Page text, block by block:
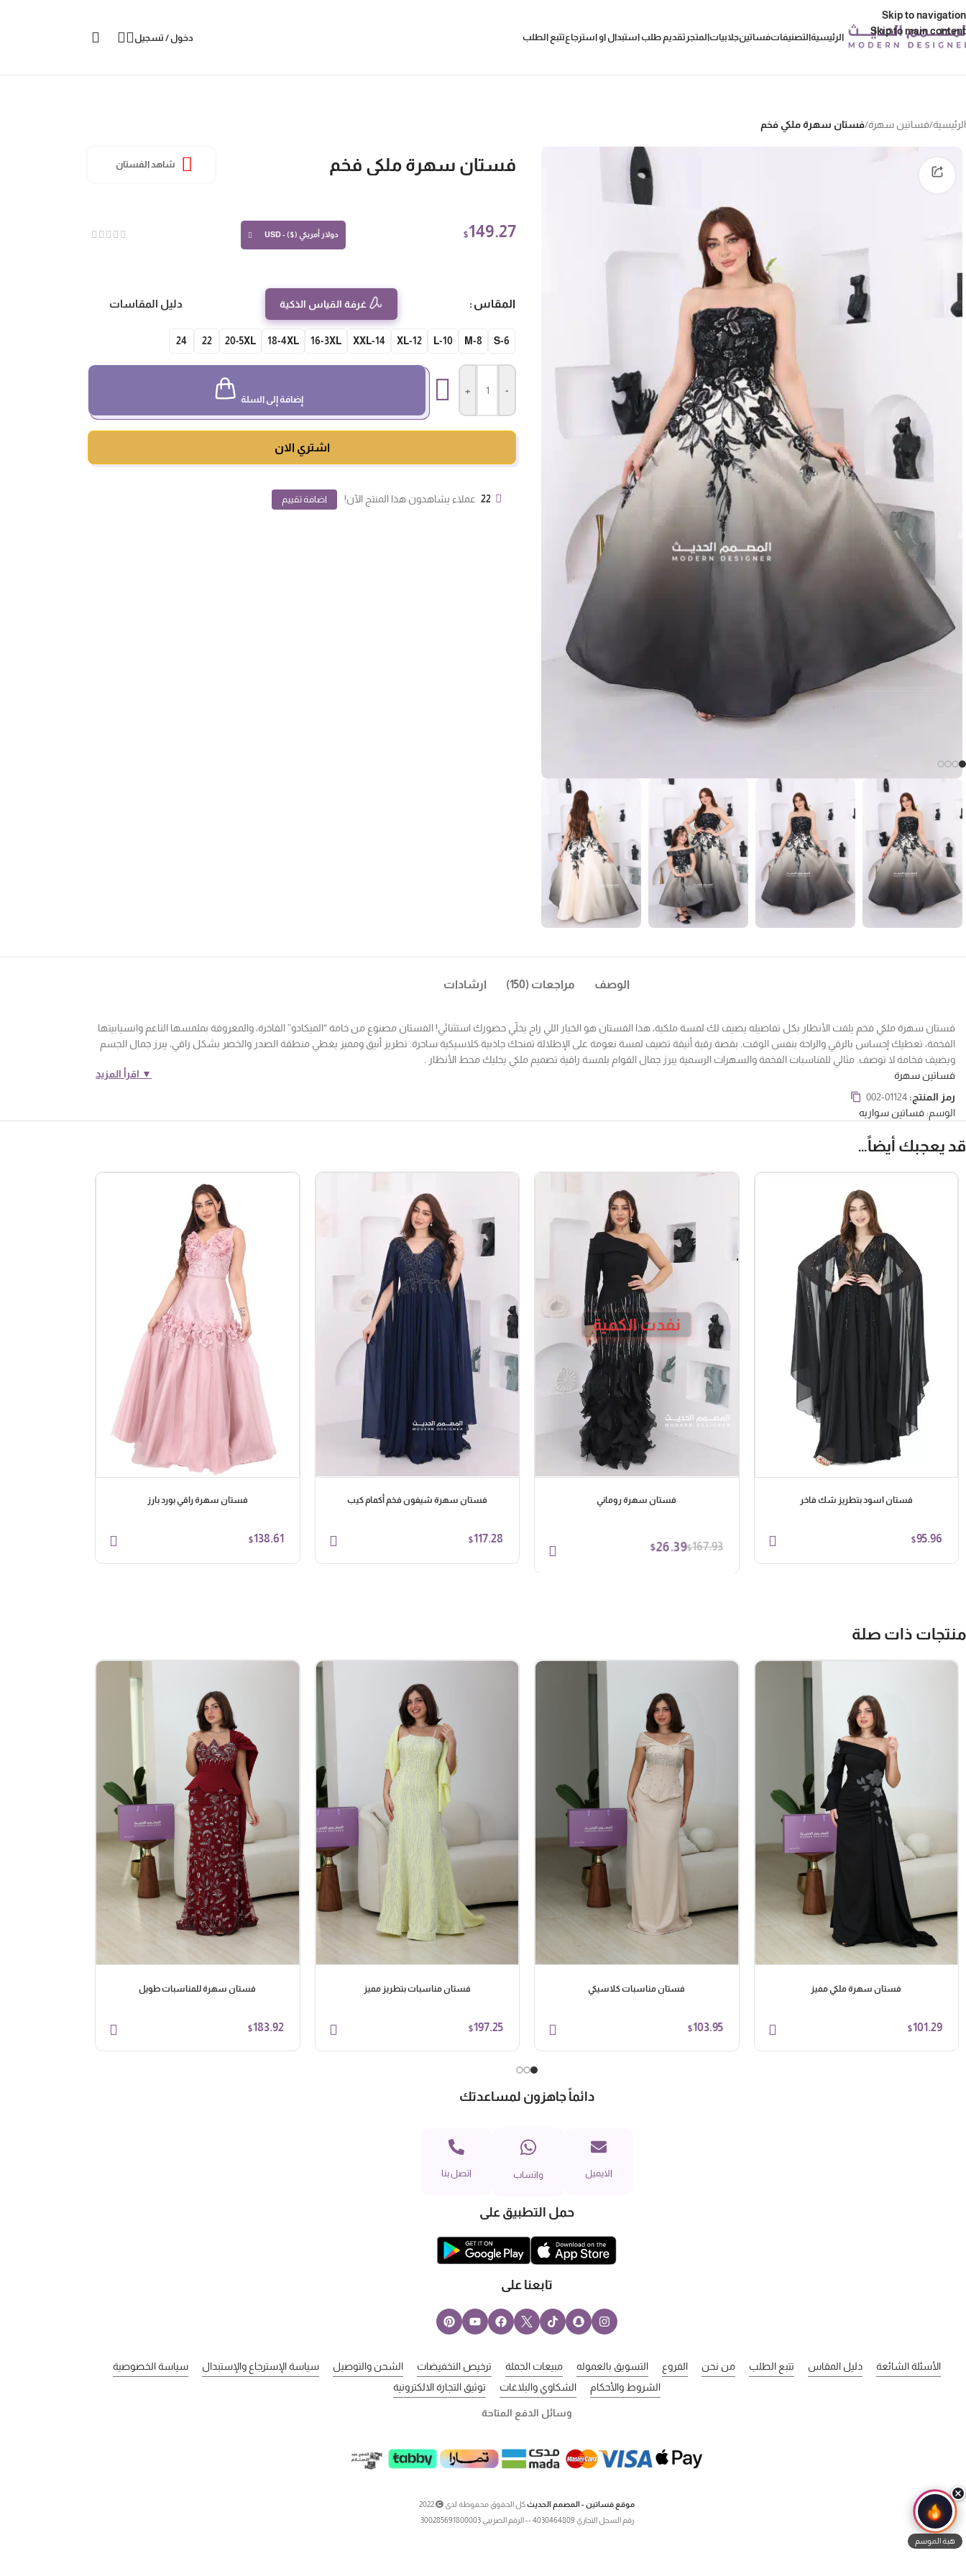
Skip to navigation
Skip to main content
الرئيسيةالتصنيفاتفساتينجلابياتالمتجر تقديم طلب استبدال او استرجاعتتبع الطلب دخول / تسجيل
الرئيسية/فساتين سهرة/فستان سهرة ملكي فخم
فستان سهرة ملكي فخم شاهد الفستان
$149.27 دولار أمريكي ($) - USD
المقاس غرفة القياس الذكية دليل المقاسات
S-6
8-M
10-L
12-XL
14-XXL
16-3XL
18-4XL
20-5XL
22
24
-
+
إضافة إلى السلة
اشتري الان
22 عملاء يشاهدون هذا المنتج الآن! اضافة تقييم
الوصف مراجعات (150) ارشادات
فستان سهرة ملكي فخم يلفت الأنظار بكل تفاصيله يضيف لك لمسة ملكية، هذا الفستان هو الخيار اللي راح يخلّي حضورك استثنائي! الفستان مصنوع من خامة “الميكادو” الفاخرة، والمعروفة بملمسها الناعم وانسيابيتها
الفخمة، تعطيك إحساس بالرقي والراحة بنفس الوقت. بقصة رقبة أنيقة تضيف لمسة نعومة على الإطلالة تمنحك جاذبية كلاسيكية ساحرة. تطريز أنيق ومميز يغطي منطقة الصدر والخصر بشكل راقي، يبرز جمال الجسم
ويضيف فخامة لا توصف. مثالي للمناسبات الفخمة والسهرات الرسمية يبرز جمال القوام بلمسة راقية تصميم ملكي يخليك محط الأنظار .
فساتين سهرة
▼ اقرأ المزيد
رمز المنتج: 002-01124
الوسم: فساتين سواريه
قد يعجبك أيضاً…
فستان اسود بتطريز شك فاخر
$95.96
نفدت الكمية
فستان سهرة روماني
$167.93
$26.39
فستان سهرة شيفون فخم أكمام كيب
$117.28
فستان سهرة راقي بورد بارز
$138.61
منتجات ذات صلة
فستان سهرة ملكي مميز
$101.29
فستان مناسبات كلاسيكي
$103.95
فستان مناسبات بتطريز مميز
$197.25
فستان سهرة للمناسبات طويل
$183.92
دائماً جاهزون لمساعدتك
الايميل واتساب اتصل بنا
حمل التطبيق على
تابعنا على
الأسئلة الشائعة دليل المقاس تتبع الطلب من نحن الفروع التسويق بالعموله مبيعات الجملة ترخيص التخفيضات الشحن والتوصيل سياسة الإسترجاع والإستبدال
سياسة الخصوصية
الشروط والأحكام
الشكاوي والبلاغات توثيق التجارة الالكترونية
وسائل الدفع المتاحة
موقع فساتين - المصمم الحديثكل الحقوق محفوظة لدى
رقم السجل التجاري 4030464809 -- الرقم الضريبي 300285691800003
هبة الموسم